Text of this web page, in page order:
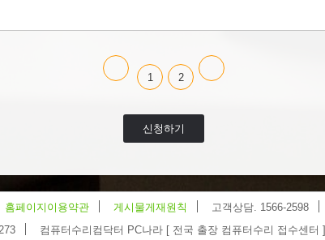
1 2
신청하기
홈페이지이용약관 게시물게재원칙 고객상담. 1566-2598
컴퓨터수리컴닥터 PC나라 [ 전국 출장 컴퓨터수리 접수센터 ]